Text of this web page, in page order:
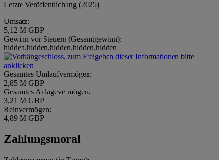
Letzte Veröffentlichung (2025)
Umsatz:
5,12 M GBP
Gewinn vor Steuern (Gesamtgewinn):
hidden.hidden.hidden.hidden.hidden
Gesamtes Umlaufvermögen:
2,85 M GBP
Gesamtes Anlagevermögen:
3,21 M GBP
Reinvermögen:
4,89 M GBP
Zahlungsmoral